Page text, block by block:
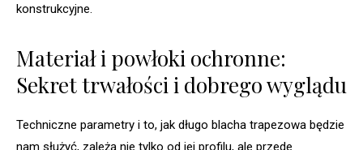
konstrukcyjne.
Materiał i powłoki ochronne:
Sekret trwałości i dobrego wyglądu
Techniczne parametry i to, jak długo blacha trapezowa będzie
nam służyć, zależą nie tylko od jej profilu, ale przede